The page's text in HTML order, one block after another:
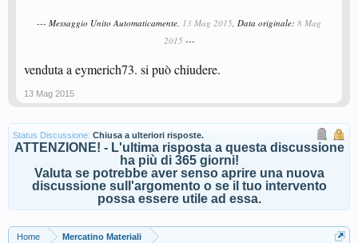
--- Messaggio Unito Automaticamente, 13 Mag 2015, Data originale: 8 Mag
2015 ---
venduta a eymerich73. si può chiudere.
13 Mag 2015
Status Discussione: Chiusa a ulteriori risposte.
ATTENZIONE! - L'ultima risposta a questa discussione
ha più di 365 giorni!
Valuta se potrebbe aver senso aprire una nuova
discussione sull'argomento o se il tuo intervento
possa essere utile ad essa.
Home Mercatino Materiali